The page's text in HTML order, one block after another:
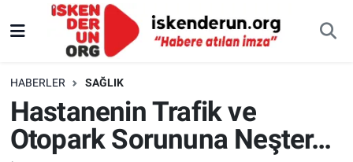
HABERLER SAĞLIK
Hastanenin Trafik ve
Otopark Sorununa Neşter…